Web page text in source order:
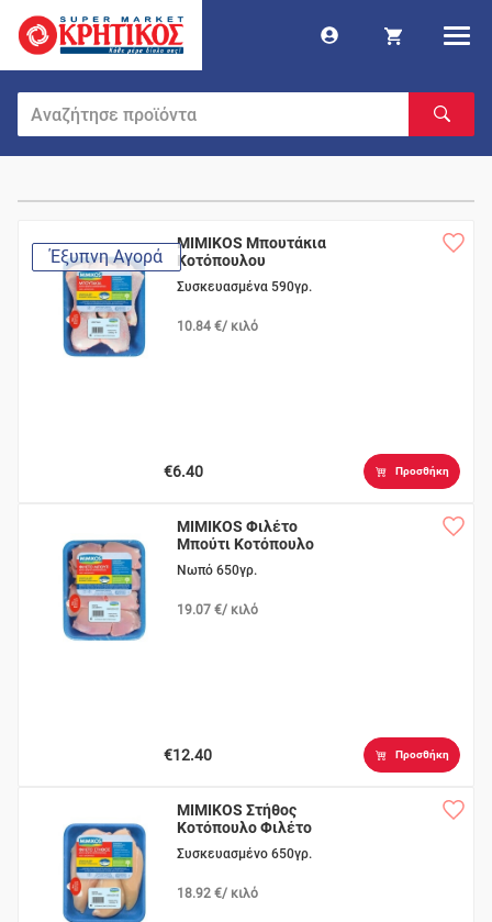
Έξυπνη Αγορά
MIMIKOS Μπουτάκια
Κοτόπουλου
Συσκευασμένα 590γρ.
10.84 €/ κιλό
€6.40 Προσθήκη
MIMIKOS Φιλέτο
Μπούτι Κοτόπουλο
Νωπό 650γρ.
19.07 €/ κιλό
€12.40 Προσθήκη
MIMIKOS Στήθος
Κοτόπουλο Φιλέτο
Συσκευασμένο 650γρ.
18.92 €/ κιλό